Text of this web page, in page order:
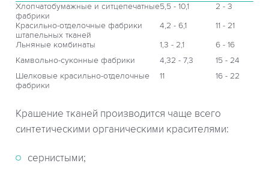
Хлопчатобумажные и ситцепечатные
фабрики
5,5 - 10,1
2 - 3
Красильно-отделочные фабрики
штапельных тканей
4,2 - 6,1
11 - 21
Льняные комбинаты
1,3 - 2,1
6 - 16
Камвольно-суконные фабрики
4,32 - 7,3
15 - 24
Шелковые красильно-отделочные
фабрики
11 16 - 22
Крашение тканей производится чаще всего
синтетическими органическими красителями:
сернистыми;